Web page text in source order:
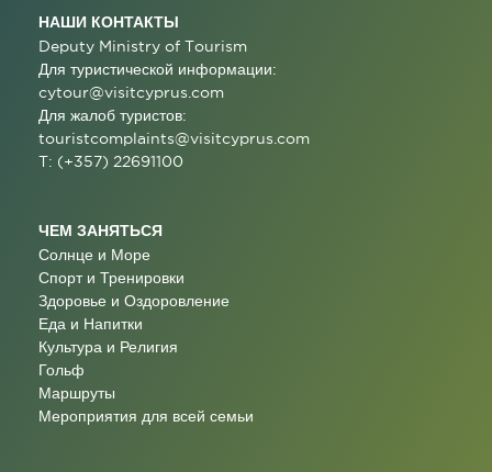
НАШИ КОНТАКТЫ
Deputy Ministry of Tourism
Для туристической информации:
cytour@visitcyprus.com
Для жалоб туристов:
touristcomplaints@visitcyprus.com
T: (+357) 22691100
ЧЕМ ЗАНЯТЬСЯ
Солнце и Море
Спорт и Тренировки
Здоровье и Оздоровление
Еда и Напитки
Культура и Религия
Гольф
Маршруты
Мероприятия для всей семьи